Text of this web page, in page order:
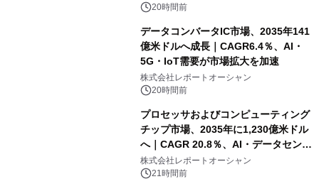
20時間前
データコンバータIC市場、2035年141
億米ドルへ成長｜CAGR6.4％、AI・
5G・IoT需要が市場拡大を加速
株式会社レポートオーシャン
20時間前
プロセッサおよびコンピューティング
チップ市場、2035年に1,230億米ドル
へ｜CAGR 20.8％、AI・データセンタ
ー需要が成長を牽引
株式会社レポートオーシャン
21時間前